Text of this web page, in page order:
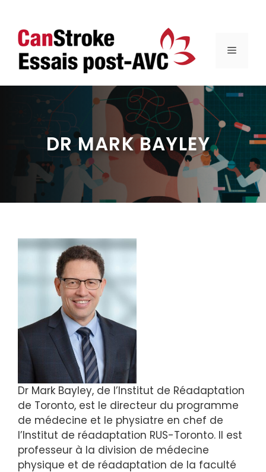
contenu
MENU
DR MARK BAYLEY
Dr Mark Bayley, de l’Institut de Réadaptation
de Toronto, est le directeur du programme
de médecine et le physiatre en chef de
l’Institut de réadaptation RUS-Toronto. Il est
professeur à la division de médecine
physique et de réadaptation de la faculté